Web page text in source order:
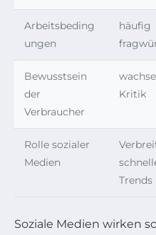
Arbeitsbeding
ungen
häufig
Bewusstsein
der
Verbraucher
Kritik
Rolle sozialer
Medien
Trends
Soziale Medien wirken